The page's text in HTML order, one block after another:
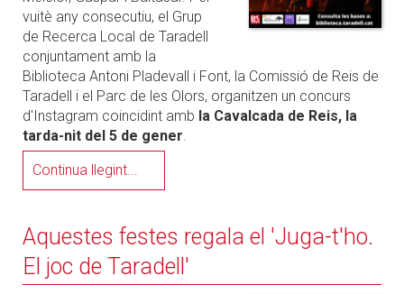
vuitè any consecutiu, el Grup
de Recerca Local de Taradell
conjuntament amb la
Biblioteca Antoni Pladevall i Font, la Comissió de Reis de
Taradell i el Parc de les Olors, organitzen un concurs
d'Instagram coincidint amb la Cavalcada de Reis, la
tarda-nit del 5 de gener.
Continua llegint...
Aquestes festes regala el 'Juga-t'ho.
El joc de Taradell'